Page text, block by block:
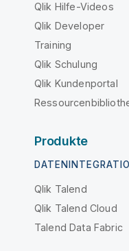
Qlik Hilfe-Videos
Qlik Developer
Training
Qlik Schulung
Qlik Kundenportal
Produkte
Qlik Talend
Qlik Talend Cloud
Talend Data Fabric